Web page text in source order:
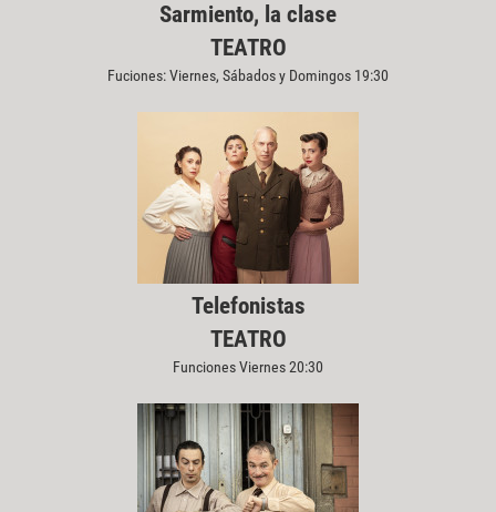
Sarmiento, la clase
TEATRO
Fuciones: Viernes, Sábados y Domingos 19:30
Telefonistas
TEATRO
Funciones Viernes 20:30